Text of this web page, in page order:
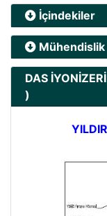
İçindekiler
Mühendislik
DAS
)